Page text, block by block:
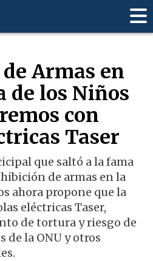
Armas en
de los Niños
con
Taser
que saltó a la fama
de armas en la
ahora propone que la
eléctricas Taser,
de tortura y riesgo de
la ONU y otros